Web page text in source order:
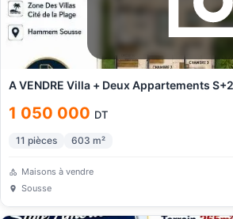
A VENDRE Villa + Deux Appartements
1 050 000 DT
11 pièces 603 m²
Maisons à vendre
Sousse